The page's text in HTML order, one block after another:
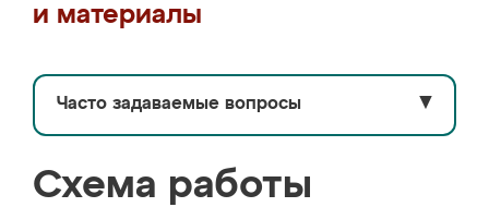
и материалы
Часто задаваемые вопросы ▼
Схема работы